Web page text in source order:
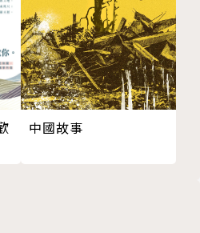
，作品風格與傳統如川端康
自創出一種曲折行進、氣勢洶
嗜讀卡謬、沙特等作品，初期
主義為形式，呈現社會與個
中國故事